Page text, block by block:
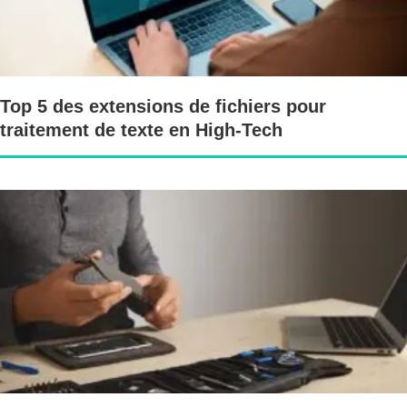
Top 5 des extensions de fichiers pour
traitement de texte en High-Tech